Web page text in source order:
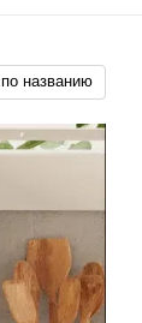
по названию